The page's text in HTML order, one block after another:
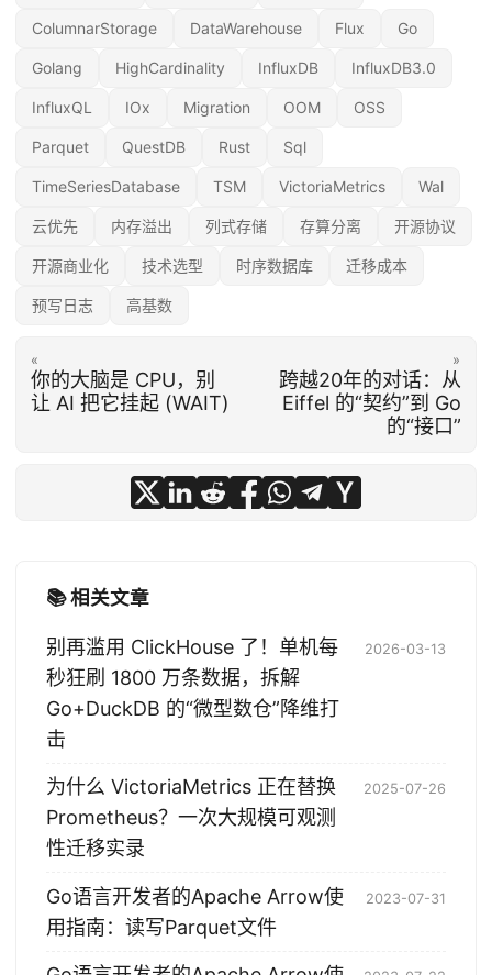
ColumnarStorage DataWarehouse Flux Go
Golang HighCardinality InfluxDB InfluxDB3.0
InfluxQL IOx Migration OOM OSS
Parquet QuestDB Rust Sql
TimeSeriesDatabase TSM VictoriaMetrics Wal
云优先 内存溢出 列式存储 存算分离 开源协议
开源商业化 技术选型 时序数据库 迁移成本
预写日志 高基数
«
你的大脑是 CPU，别
让 AI 把它挂起 (WAIT)
»
跨越20年的对话：从
Eiffel 的“契约”到 Go
的“接口”
📚 相关文章
别再滥用 ClickHouse 了！单机每
秒狂刷 1800 万条数据，拆解
Go+DuckDB 的“微型数仓”降维打
击
2026-03-13
为什么 VictoriaMetrics 正在替换
Prometheus？一次大规模可观测
性迁移实录
2025-07-26
Go语言开发者的Apache Arrow使
用指南：读写Parquet文件
2023-07-31